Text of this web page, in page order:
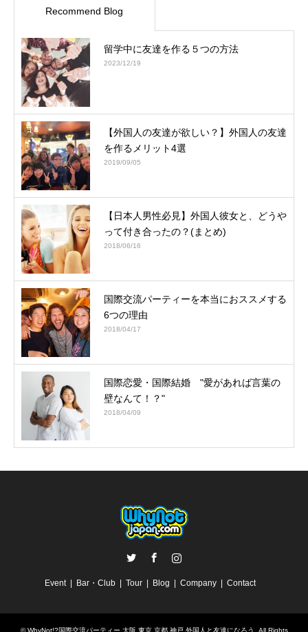
Recommend Blog
留学中に友達を作る５つの方法
2023/12/19
【外国人の友達が欲しい？】外国人の友達
を作るメリット4選
2019/09/05
【日本人男性必見】外国人彼女と、どうや
って付き合ったの？(まとめ)
2018/06/16
国際交流パーティーを本当におススメする
6つの理由
2018/04/17
国際恋愛・国際結婚 "愛があれば言葉の
壁なんて！？"
2018/04/09
Event Bar・Club Tour Blog Company Contact